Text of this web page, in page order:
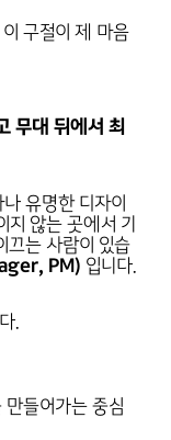
구절이 제 마음
무대 뒤에서 최
유명한 디자이
지 않는 곳에서 기
끄는 사람이 있습
PM) 입니다.
.
들어가는 중심